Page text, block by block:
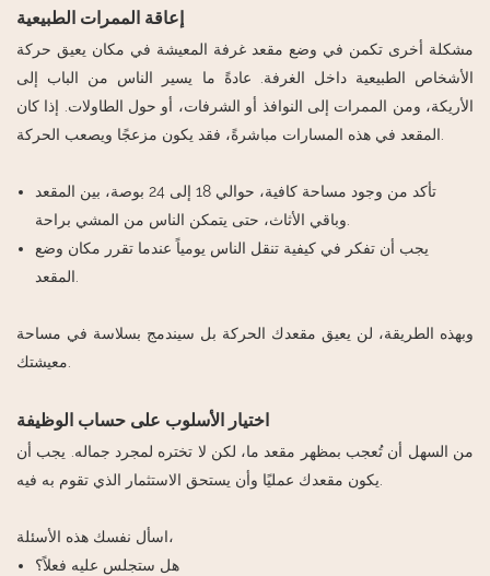
إعاقة الممرات الطبيعية
مشكلة أخرى تكمن في وضع مقعد غرفة المعيشة في مكان يعيق حركة
الأشخاص الطبيعية داخل الغرفة. عادةً ما يسير الناس من الباب إلى
الأريكة، ومن الممرات إلى النوافذ أو الشرفات، أو حول الطاولات. إذا كان
تأكد من وجود مساحة كافية، حوالي 18 إلى 24 بوصة، بين المقعد
يجب أن تفكر في كيفية تنقل الناس يومياً عندما تقرر مكان وضع
وبهذه الطريقة، لن يعيق مقعدك الحركة بل سيندمج بسلاسة في مساحة
اختيار الأسلوب على حساب الوظيفة
من السهل أن تُعجب بمظهر مقعد ما، لكن لا تختره لمجرد جماله. يجب أن
اسأل نفسك هذه الأسئلة،
هل ستجلس عليه فعلاً؟